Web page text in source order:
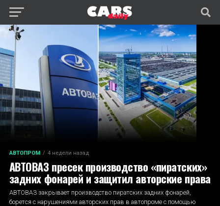
АВТОПРОМ 4 недели назад
АВТОВАЗ пресек производство «пиратских»
задних фонарей и защитил авторские права
АВТОВАЗ закрывает производство пиратских задних фонарей,
борется с нарушениями авторских прав в автопроме с помощью